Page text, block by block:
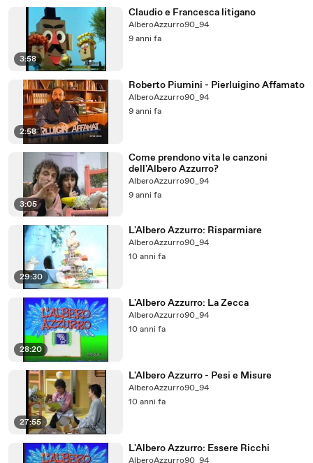
3:58
Claudio e Francesca litigano
AlberoAzzurro90_94
9 anni fa
2:58
Roberto Piumini - Pierluigino Affamato
AlberoAzzurro90_94
9 anni fa
3:05
Come prendono vita le canzoni
dell'Albero Azzurro?
AlberoAzzurro90_94
9 anni fa
29:30
L'Albero Azzurro: Risparmiare
AlberoAzzurro90_94
10 anni fa
28:20
L'Albero Azzurro: La Zecca
AlberoAzzurro90_94
10 anni fa
27:55
L'Albero Azzurro - Pesi e Misure
AlberoAzzurro90_94
10 anni fa
L'Albero Azzurro: Essere Ricchi